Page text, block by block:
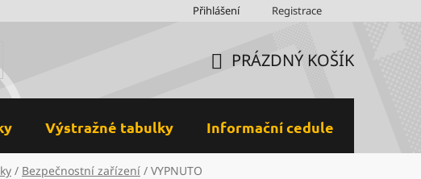
Ochrana osobních údajů a GDPR
Přihlášení Registrace
KOŠÍK
PRÁZDNÝ KOŠÍK
Výstražné tabulky Informační cedule
/ Bezpečnostní zařízení / VYPNUTO